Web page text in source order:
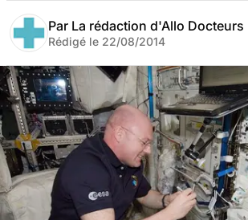
Par La rédaction d'Allo Docteurs
Rédigé le 22/08/2014